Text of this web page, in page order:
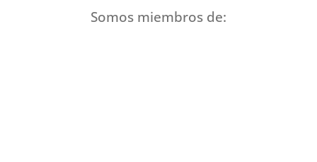
Somos miembros de: